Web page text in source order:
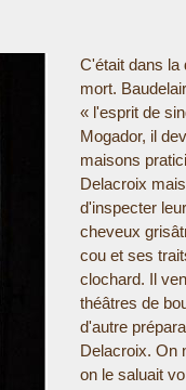
C'était dans la
mort.
« l'esprit de
Mogador, il
maisons
Delacroix
d'inspecter
cheveux
cou et ses
clochard. Il
théâtres de
d'autre
Delacroix. On
on le saluait